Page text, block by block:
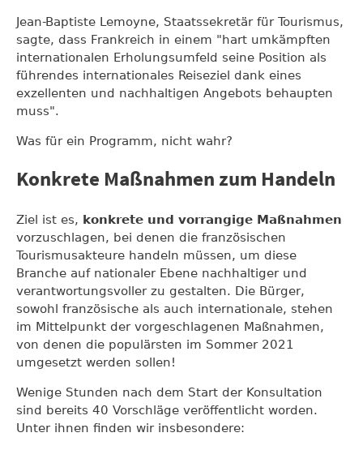
Jean-Baptiste Lemoyne, Staatssekretär für Tourismus,
sagte, dass Frankreich in einem "hart umkämpften
internationalen Erholungsumfeld seine Position als
führendes internationales Reiseziel dank eines
exzellenten und nachhaltigen Angebots behaupten
muss".
Was für ein Programm, nicht wahr?
Konkrete Maßnahmen zum Handeln
Ziel ist es, konkrete und vorrangige Maßnahmen
vorzuschlagen, bei denen die französischen
Tourismusakteure handeln müssen, um diese
Branche auf nationaler Ebene nachhaltiger und
verantwortungsvoller zu gestalten. Die Bürger,
sowohl französische als auch internationale, stehen
im Mittelpunkt der vorgeschlagenen Maßnahmen,
von denen die populärsten im Sommer 2021
umgesetzt werden sollen!
Wenige Stunden nach dem Start der Konsultation
sind bereits 40 Vorschläge veröffentlicht worden.
Unter ihnen finden wir insbesondere: